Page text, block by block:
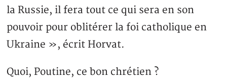
la Russie, il fera tout ce qui sera en son
pouvoir pour oblitérer la foi catholique en
Ukraine », écrit Horvat.
Quoi, Poutine, ce bon chrétien ?